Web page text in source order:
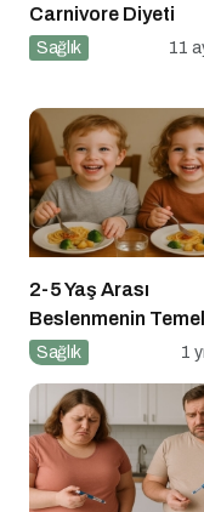
Carnivore Diyeti
Sağlık 11
2-5 Yaş Arası
Beslenmenin
Okul Öncesi
Sağlık 1